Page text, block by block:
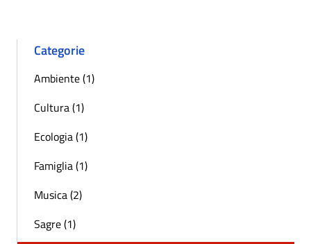
Categorie
Ambiente (1)
Cultura (1)
Ecologia (1)
Famiglia (1)
Musica (2)
Sagre (1)